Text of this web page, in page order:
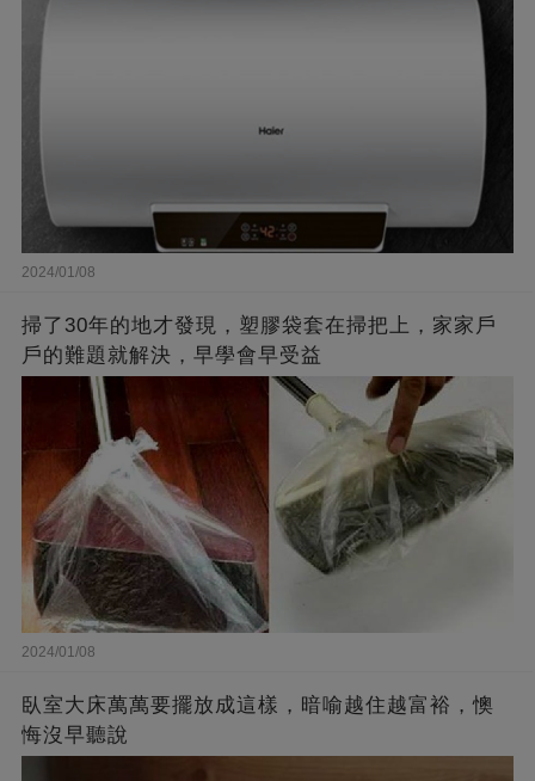
2024/01/08
掃了30年的地才發現，塑膠袋套在掃把上，家家戶
戶的難題就解決，早學會早受益
2024/01/08
臥室大床萬萬要擺放成這樣，暗喻越住越富裕，懊
悔沒早聽說